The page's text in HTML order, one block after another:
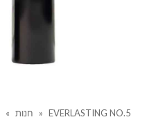
חנות » » EVERLASTING NO.5